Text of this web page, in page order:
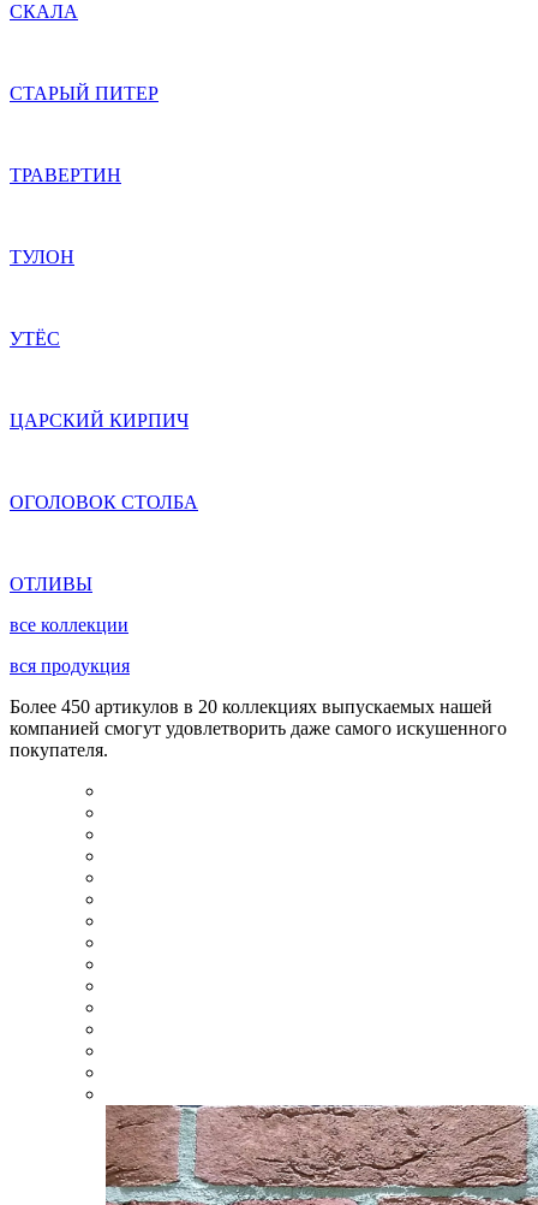
СКАЛА
СТАРЫЙ ПИТЕР
ТРАВЕРТИН
ТУЛОН
УТЁС
ЦАРСКИЙ КИРПИЧ
ОГОЛОВОК СТОЛБА
ОТЛИВЫ
все коллекции
вся продукция
Более 450 артикулов в 20 коллекциях выпускаемых нашей
компанией смогут удовлетворить даже самого искушенного
покупателя.